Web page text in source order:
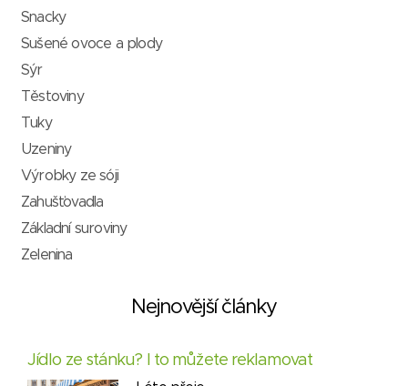
Snacky
Sušené ovoce a plody
Sýr
Těstoviny
Tuky
Uzeniny
Výrobky ze sóji
Zahušťovadla
Základní suroviny
Zelenina
Nejnovější články
Jídlo ze stánku? I to můžete reklamovat